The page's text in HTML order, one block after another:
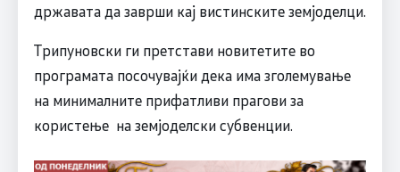
државата да заврши кај вистинските земјоделци.
Трипуновски ги претстави новитетите во
програмата посочувајќи дека има зголемување
на минималните прифатливи прагови за
користење на земјоделски субвенции.